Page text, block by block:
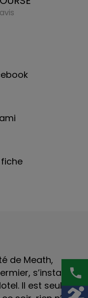
de Meath,
s’installe
Il est seul,
phone